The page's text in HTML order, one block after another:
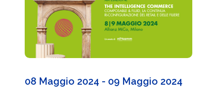
08 Maggio 2024 - 09 Maggio 2024